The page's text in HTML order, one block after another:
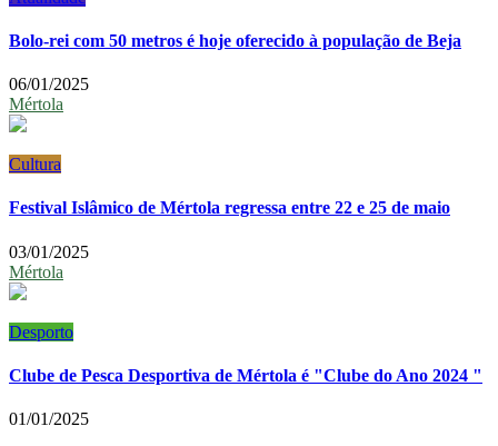
Bolo-rei com 50 metros é hoje oferecido à população de Beja
06/01/2025
Mértola
Cultura
Festival Islâmico de Mértola regressa entre 22 e 25 de maio
03/01/2025
Mértola
Desporto
Clube de Pesca Desportiva de Mértola é "Clube do Ano 2024 "
01/01/2025